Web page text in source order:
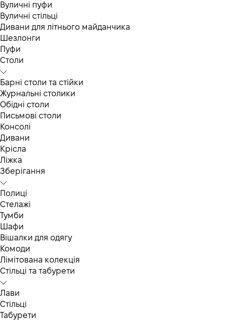
Вуличні пуфи
Вуличні стільці
Дивани для літнього майданчика
Шезлонги
Пуфи
Столи
Барні столи та стійки
Журнальні столики
Обідні столи
Письмові столи
Консолі
Дивани
Крісла
Ліжка
Зберігання
Полиці
Стелажі
Тумби
Шафи
Вішалки для одягу
Комоди
Лімітована колекція
Стільці та табурети
Лави
Стільці
Табурети